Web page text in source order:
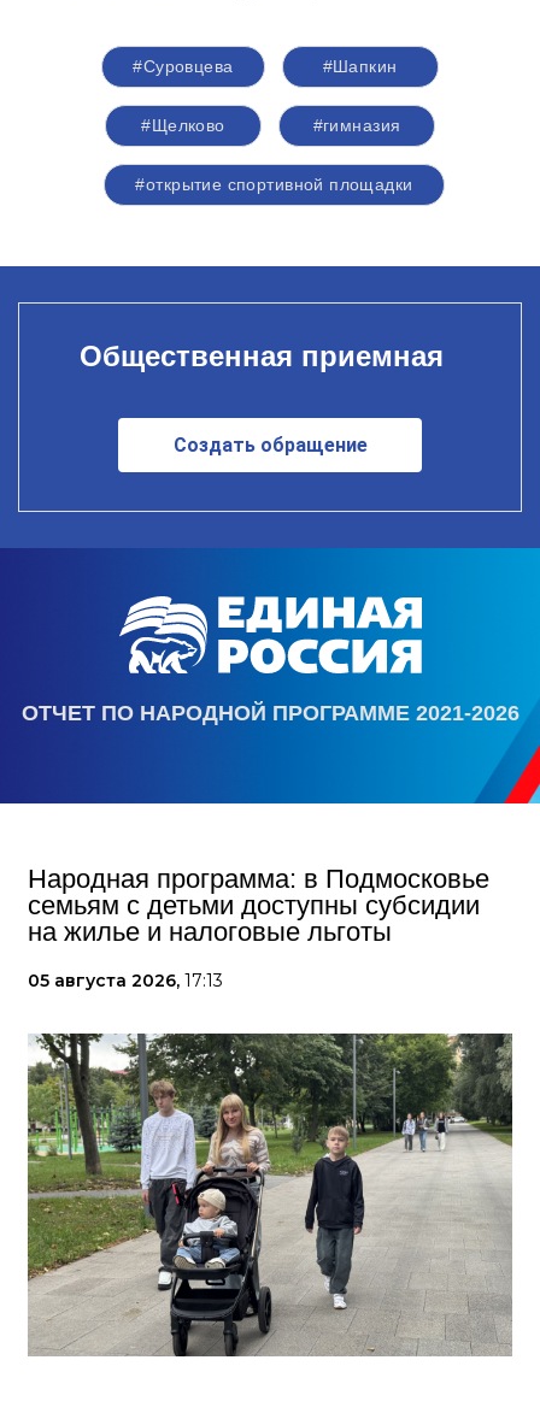
#Суровцева #Шапкин
#Щелково #гимназия
#открытие спортивной площадки
Общественная приемная
Создать обращение
ОТЧЕТ ПО НАРОДНОЙ ПРОГРАММЕ 2021-2026
Народная программа: в Подмосковье
семьям с детьми доступны субсидии
на жилье и налоговые льготы
05 августа 2026, 17:13